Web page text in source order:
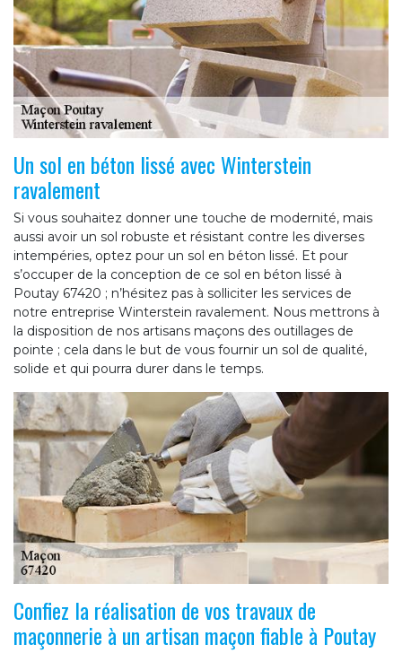
Un sol en béton lissé avec Winterstein
ravalement
Si vous souhaitez donner une touche de modernité, mais
aussi avoir un sol robuste et résistant contre les diverses
intempéries, optez pour un sol en béton lissé. Et pour
s’occuper de la conception de ce sol en béton lissé à
Poutay 67420 ; n’hésitez pas à solliciter les services de
notre entreprise Winterstein ravalement. Nous mettrons à
la disposition de nos artisans maçons des outillages de
pointe ; cela dans le but de vous fournir un sol de qualité,
solide et qui pourra durer dans le temps.
Confiez la réalisation de vos travaux de
maçonnerie à un artisan maçon fiable à Poutay